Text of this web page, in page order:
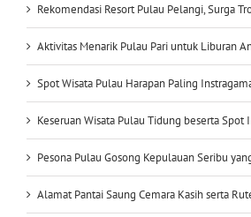
Rekomendasi Resort Pulau Pelangi, Surga
Aktivitas Menarik Pulau Pari untuk Liburan
Spot Wisata Pulau Harapan Paling
Keseruan Wisata Pulau Tidung beserta Spot
Pesona Pulau Gosong Kepulauan Seribu
Alamat Pantai Saung Cemara Kasih serta